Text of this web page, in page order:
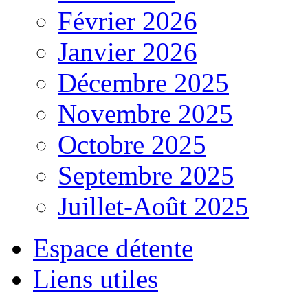
Février 2026
Janvier 2026
Décembre 2025
Novembre 2025
Octobre 2025
Septembre 2025
Juillet-Août 2025
Espace détente
Liens utiles